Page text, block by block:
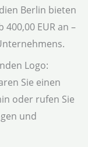
Berlin bieten
EUR an –
Logo:
Sie einen
oder rufen Sie
und